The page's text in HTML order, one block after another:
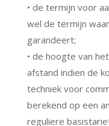
• de termijn voor
wel de termijn
garandeert;
• de hoogte van
afstand indien de
techniek voor
berekend op een
reguliere